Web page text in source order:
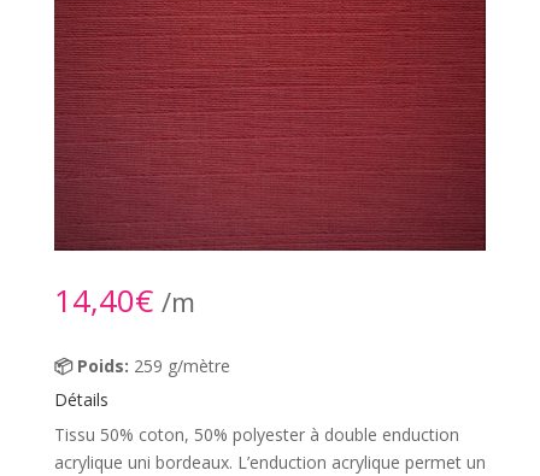
14,40€ /m
📦 Poids: 259 g/mètre
Détails
Tissu 50% coton, 50% polyester à double enduction
acrylique uni bordeaux. L’enduction acrylique permet un